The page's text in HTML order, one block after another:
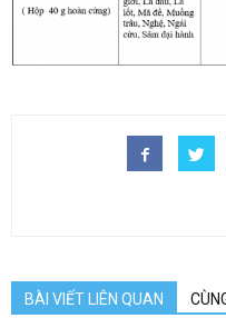
BÀI VIẾT LIÊN QUAN